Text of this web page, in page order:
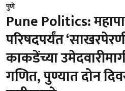
पुणे
Pune Politics:
परिषदपर्यंत
काकडेंच्या
गणित, पुण्यात दोन